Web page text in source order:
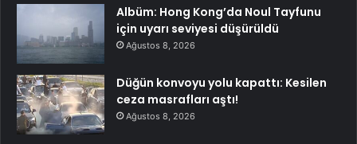
Albüm: Hong Kong’da Noul Tayfunu
için uyarı seviyesi düşürüldü
Ağustos 8, 2026
Düğün konvoyu yolu kapattı: Kesilen
ceza masrafları aştı!
Ağustos 8, 2026